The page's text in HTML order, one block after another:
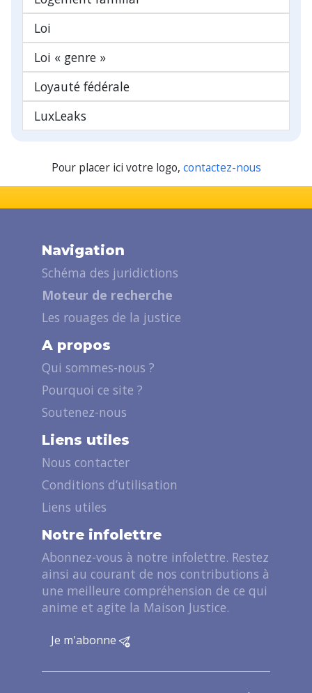
Loi
Loi « genre »
Loyauté fédérale
LuxLeaks
Pour placer ici votre logo, contactez-nous
Navigation
Schéma des juridictions
Moteur de recherche
Les rouages de la justice
A propos
Qui sommes-nous ?
Pourquoi ce site ?
Soutenez-nous
Liens utiles
Nous contacter
Conditions d’utilisation
Liens utiles
Notre infolettre
Abonnez-vous à notre infolettre. Restez
ainsi au courant de nos contributions à
une meilleure compréhension de ce qui
anime et agite la Maison Justice.
Je m'abonne